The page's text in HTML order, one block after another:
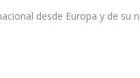
desde Europa y de su